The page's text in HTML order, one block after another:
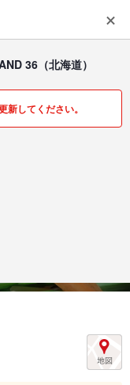
イントもらえる
ダウンロード アプリで開く
マイメニュー
36（北海道）
新してください。